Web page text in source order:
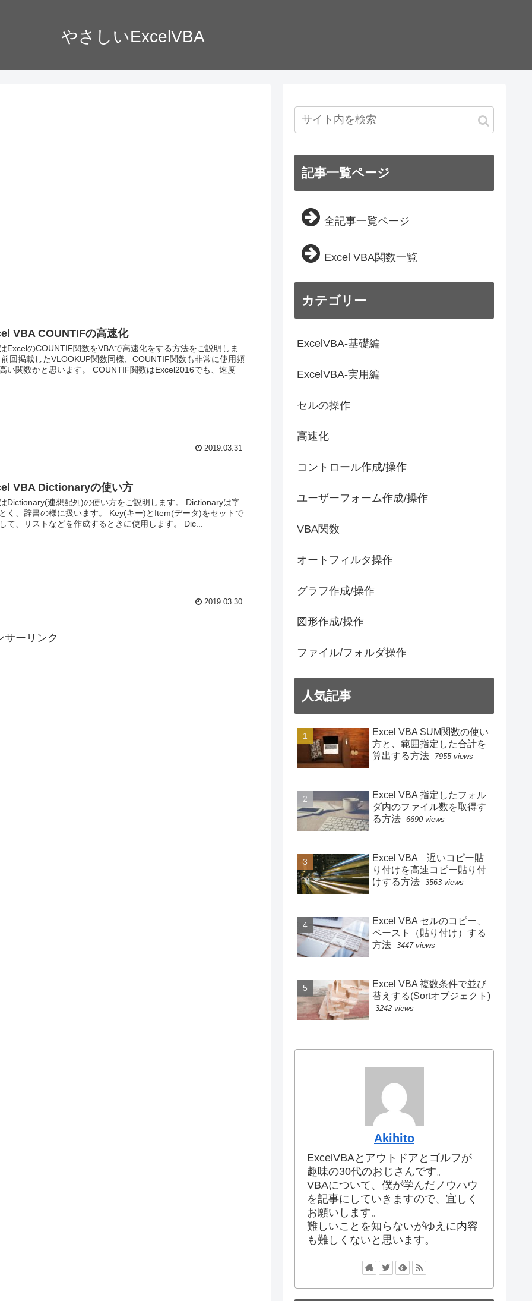
やさしいExcelVBA
VBA COUNTIFの高速化
ExcelのCOUNTIF関数をVBAで高速化をする方法をご説明しま
回掲載したVLOOKUP関数同様、COUNTIF関数も非常に使用頻
い関数かと思います。 COUNTIF関数はExcel2016でも、速度
2019.03.31
VBA Dictionaryの使い方
Dictionary(連想配列)の使い方をご説明します。 Dictionaryは字
く、辞書の様に扱います。 Key(キー)とItem(データ)をセットで
て、リストなどを作成するときに使用します。 Dic...
2019.03.30
サーリンク
記事一覧ページ
全記事一覧ページ
Excel VBA関数一覧
カテゴリー
ExcelVBA-基礎編
ExcelVBA-実用編
セルの操作
高速化
コントロール作成/操作
ユーザーフォーム作成/操作
VBA関数
オートフィルタ操作
グラフ作成/操作
図形作成/操作
ファイル/フォルダ操作
人気記事
Excel VBA SUM関数の使い
方と、範囲指定した合計を
算出する方法
7955 views
Excel VBA 指定したフォル
ダ内のファイル数を取得す
る方法 6690 views
Excel VBA 遅いコピー貼
り付けを高速コピー貼り付
けする方法 3563 views
Excel VBA セルのコピー、
ペースト（貼り付け）する
方法 3447 views
Excel VBA 複数条件で並び
替えする(Sortオブジェクト)
3242 views
Akihito
ExcelVBAとアウトドアとゴルフが
趣味の30代のおじさんです。
VBAについて、僕が学んだノウハウ
を記事にしていきますので、宜しく
お願いします。
難しいことを知らないがゆえに内容
も難しくないと思います。